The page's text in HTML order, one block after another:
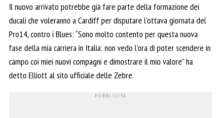
Il nuovo arrivato potrebbe già fare parte della formazione dei
ducali che voleranno a Cardiff per disputare l’ottava giornata del
Pro14, contro i Blues: “Sono molto contento per questa nuova
fase della mia carriera in Italia: non vedo l’ora di poter scendere in
campo coi miei nuovi compagni e dimostrare il mio valore” ha
detto Elliott al sito ufficiale delle Zebre.